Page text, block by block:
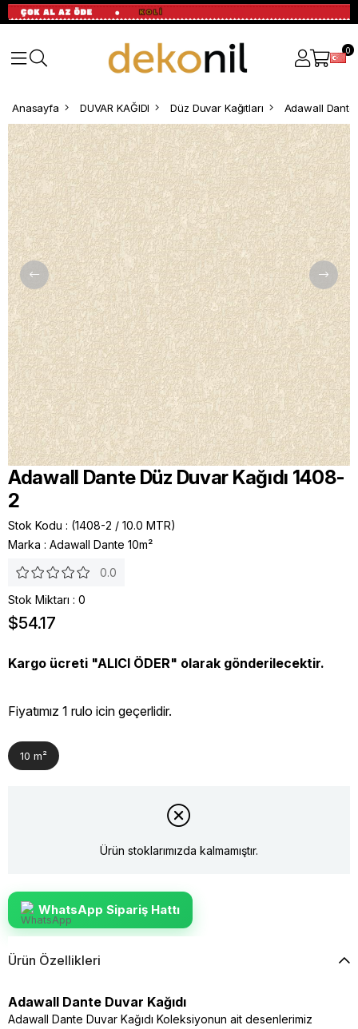
0
Anasayfa DUVAR KAĞIDI Düz Duvar Kağıtları Adawall Dante
Adawall Dante Düz Duvar Kağıdı 1408-
2
Stok Kodu
(1408-2 / 10.0 MTR)
Marka : Adawall Dante 10m²
0.0
Stok Miktarı : 0
$54.17
Kargo ücreti "ALICI ÖDER" olarak gönderilecektir.
Fiyatımız 1 rulo icin geçerlidir.
10 m²
Ürün stoklarımızda kalmamıştır.
WhatsApp Sipariş Hattı
Ürün Özellikleri
Adawall Dante Duvar Kağıdı
Adawall Dante Duvar Kağıdı Koleksiyonun ait desenlerimiz